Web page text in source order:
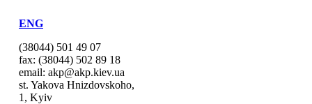
ENG
(38044) 501 49 07
fax: (38044) 502 89 18
email: akp@akp.kiev.ua
st. Yakova Hnizdovskoho,
1, Kyiv